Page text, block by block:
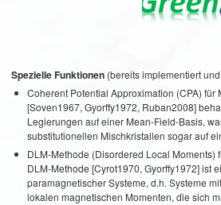
Spezielle Funktionen (bereits implementiert
Coherent Potential Approximation (CPA) für
[Soven1967, Gyorffy1972, Ruban2008]
Legierungen auf einer Mean-Field-Basis,
substitutionellen Mischkristallen sogar auf
DLM-Methode (Disordered Local Moments)
DLM-Methode [Cyrot1970, Gyorffy1972] ist
paramagnetischer Systeme, d.h. Systeme
lokalen magnetischen Momenten, die sich